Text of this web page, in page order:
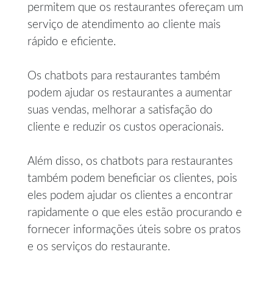
permitem que os restaurantes ofereçam um
serviço de atendimento ao cliente mais
rápido e eficiente.
Os chatbots para restaurantes também
podem ajudar os restaurantes a aumentar
suas vendas, melhorar a satisfação do
cliente e reduzir os custos operacionais.
Além disso, os chatbots para restaurantes
também podem beneficiar os clientes, pois
eles podem ajudar os clientes a encontrar
rapidamente o que eles estão procurando e
fornecer informações úteis sobre os pratos
e os serviços do restaurante.